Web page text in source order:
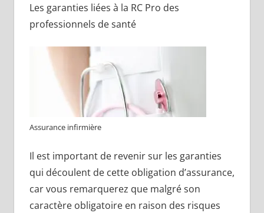
Les garanties liées à la RC Pro des
professionnels de santé
Assurance infirmière
Il est important de revenir sur les garanties
qui découlent de cette obligation d’assurance,
car vous remarquerez que malgré son
caractère obligatoire en raison des risques